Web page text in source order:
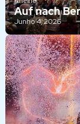
Auf nach
Junho 4, 2026